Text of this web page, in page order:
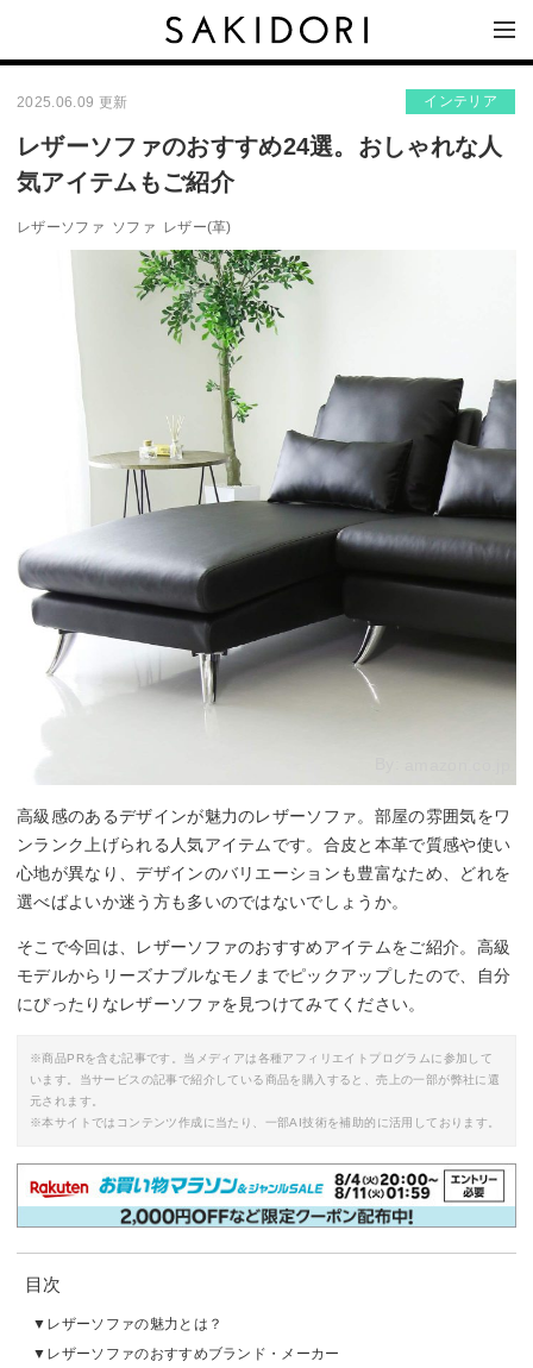
2025.06.09 更新 インテリア
レザーソファのおすすめ24選。おしゃれな人
気アイテムもご紹介
レザーソファ ソファ レザー(革)
高級感のあるデザインが魅力のレザーソファ。部屋の雰囲気をワ
ンランク上げられる人気アイテムです。合皮と本革で質感や使い
心地が異なり、デザインのバリエーションも豊富なため、どれを
選べばよいか迷う方も多いのではないでしょうか。
そこで今回は、レザーソファのおすすめアイテムをご紹介。高級
モデルからリーズナブルなモノまでピックアップしたので、自分
にぴったりなレザーソファを見つけてみてください。
※商品PRを含む記事です。当メディアは各種アフィリエイトプログラムに参加して
います。当サービスの記事で紹介している商品を購入すると、売上の一部が弊社に還
元されます。
※本サイトではコンテンツ作成に当たり、一部AI技術を補助的に活用しております。
目次
レザーソファの魅力とは？
レザーソファのおすすめブランド・メーカー